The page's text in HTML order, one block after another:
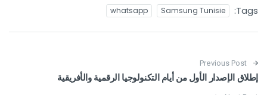
Tags:
Samsung Tunisie
whatsapp
Post navigation
Previous Post
إطلاق الإصدار الأول من أيام التكنولوجيا الرقمية والأفريقية